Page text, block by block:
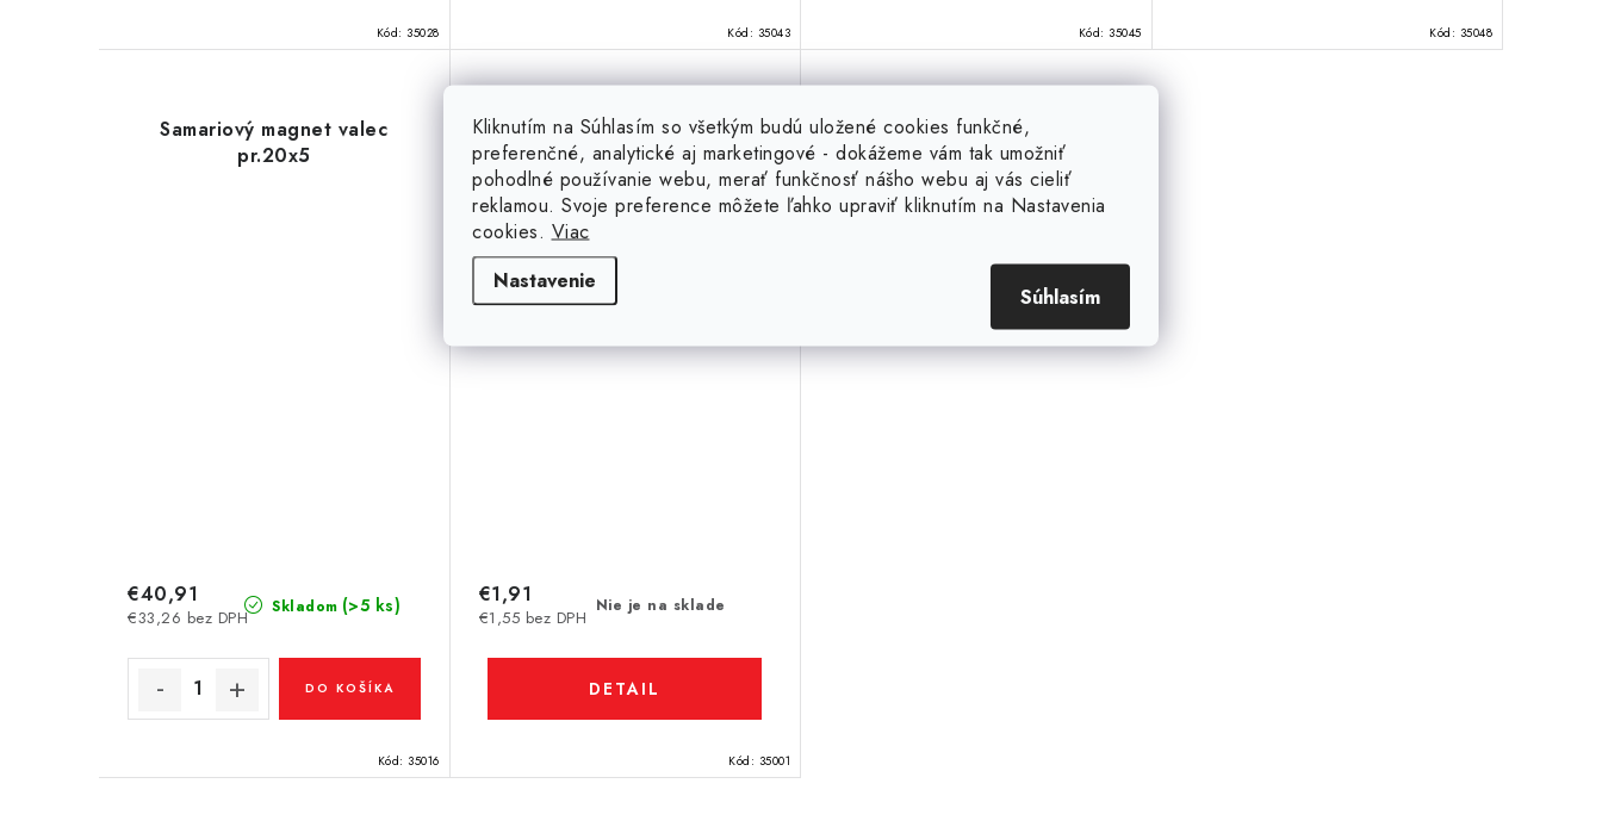
Kliknutím na Súhlasím so všetkým budú uložené cookies funkčné,
preferenčné, analytické aj marketingové - dokážeme vám tak umožniť
pohodlné používanie webu, merať funkčnosť nášho webu aj vás cieliť
reklamou. Svoje preference môžete ľahko upraviť kliknutím na Nastavenia
cookies. Viac
Nastavenie
Súhlasím
Kód: 35028 Kód: 35043 Kód: 35045 Kód: 35048
Samariový magnet valec
pr.20x5
Skladom (>5 ks)
€33,26 bez DPH
€40,91
DO KOŠÍKA
Kód: 35016
Samariový magnet valec
pr.15x2
Nie je na sklade
€1,55 bez DPH
€1,91
DETAIL
Kód: 35001